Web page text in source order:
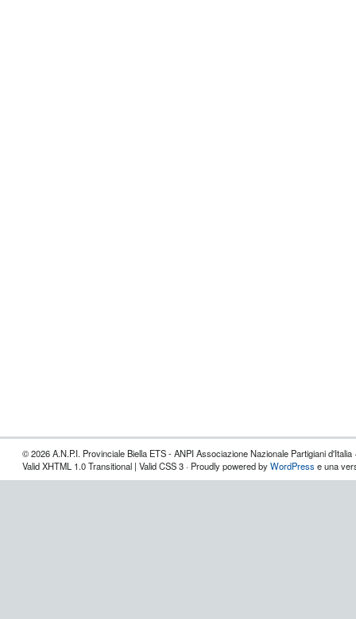
© 2026 A.N.P.I. Provinciale Biella ETS - ANPI Associazione Nazionale Partigiani d'Italia
Valid XHTML 1.0 Transitional | Valid CSS 3 · Proudly powered byWordPress e una